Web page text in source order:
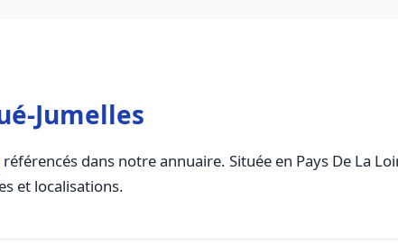
Jumelles
référencés dans notre annuaire. Située en Pays De La
et localisations.